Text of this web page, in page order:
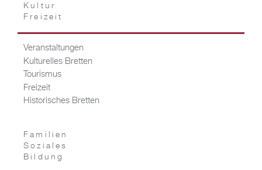
Kultur
Freizeit
Veranstaltungen
Kulturelles Bretten
Tourismus
Freizeit
Historisches Bretten
Familien
Soziales
Bildung